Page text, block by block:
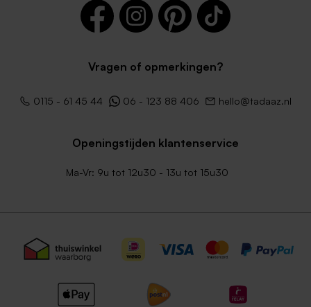
Vragen of opmerkingen?
0115 - 61 45 44 06 - 123 88 406 hello@tadaaz.nl
Openingstijden klantenservice
Ma-Vr: 9u tot 12u30 - 13u tot 15u30